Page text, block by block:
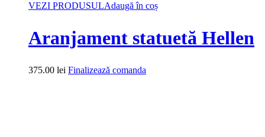
VEZI PRODUSULAdaugă în coș
Aranjament statuetă Hellen
375.00 lei Finalizează comanda